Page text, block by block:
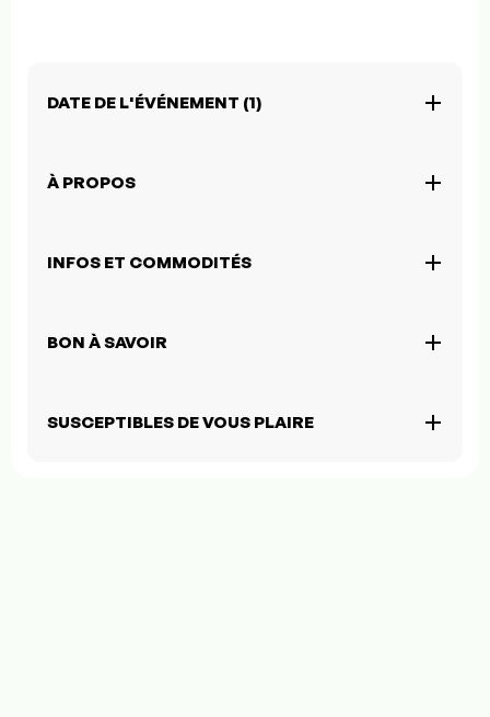
DATE DE L'ÉVÉNEMENT (1)
À PROPOS
INFOS ET COMMODITÉS
BON À SAVOIR
SUSCEPTIBLES DE VOUS PLAIRE